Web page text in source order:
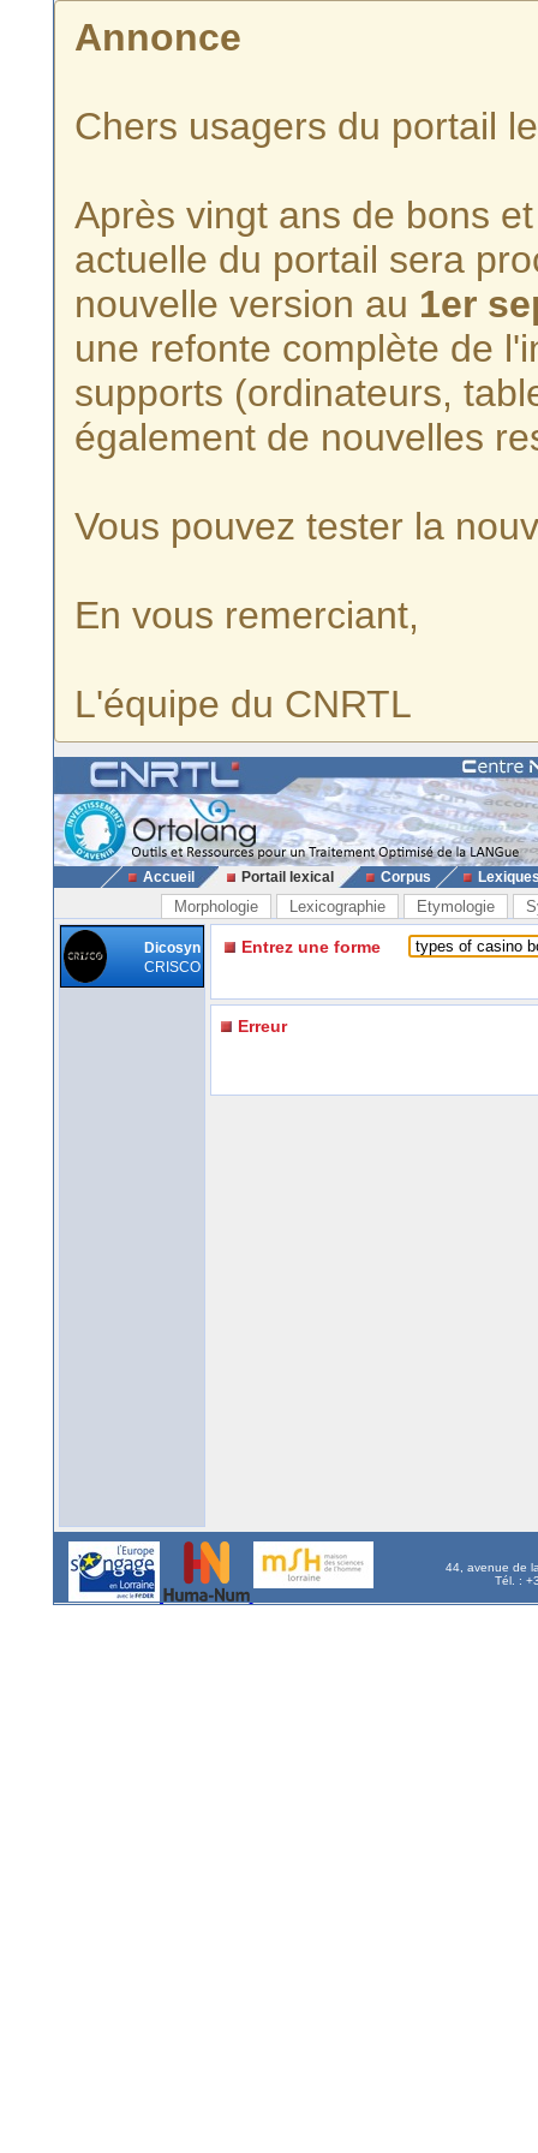
Annonce
Chers usagers du portail
Après vingt ans de bons
actuelle du portail sera
nouvelle version au 1er
une refonte complète de
supports (ordinateurs,
également de nouvelles
Vous pouvez tester la
En vous remerciant,
L'équipe du CNRTL
Accueil Portail lexical Corpus
Morphologie Lexicographie Etymologie
Dicosyn
CRISCO
Entrez une forme
Erreur
44, avenue de
Tél. :